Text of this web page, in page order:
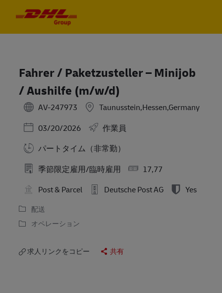
Fahrer / Paketzusteller – Minijob
/ Aushilfe (m/w/d)
AV-247973
Taunusstein,Hessen,Germany
Posted Date
03/20/2026
作業員
パートタイム（非常勤）
季節限定雇用/臨時雇用
17,77
Post & Parcel
Deutsche Post AG Yes
配送
オペレーション
求人リンクをコピー 共有